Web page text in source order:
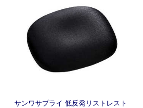
サンワサプライ 低反発リストレスト